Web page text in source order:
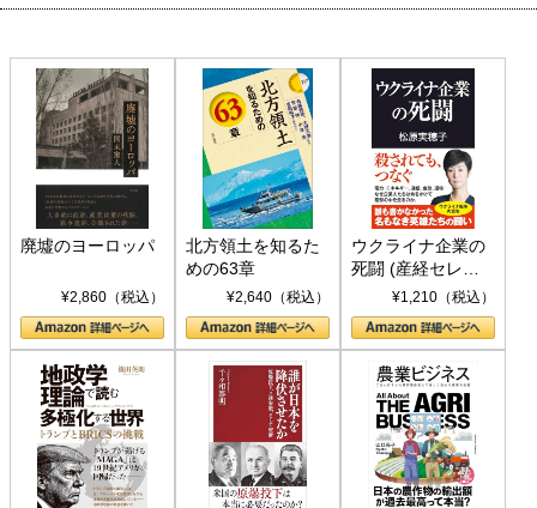
廃墟のヨーロッパ
¥2,860（税込）
北方領土を知るた
めの63章
¥2,640（税込）
ウクライナ企業の
死闘 (産経セレク
ト S 039)¥1,210（税込）